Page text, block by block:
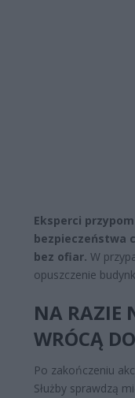
Eksperci
bezpieczeństwa
bez ofiar. W
opuszczenie
NA RAZIE
WRÓCĄ
Po zakończeniu
Służby sprawdzą